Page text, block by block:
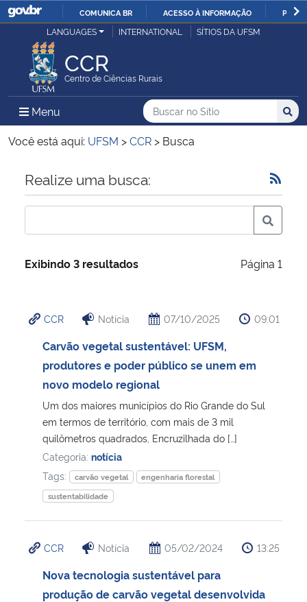
IR
COMUNICA BR ACESSO À INFORMAÇÃO
Ministério da Justiça e Segurança Pública
Ministério da Defesa
Ministério das Relações Exteriores
Ministério da Economia
Ministério da Infraestrutura
Ministério da Cidadania
Ministério de Minas e Energia
Ministério da Ciência, Tecnologia, Inovações e Comunicações
Ministério do Meio Ambiente
Ministério do Turismo
Controladoria-Geral da União
LANGUAGES INTERNATIONAL SÍTIOS DA UFSM
CCR
Centro de Ciências Rurais
Menu Menu Principal do Sítio
Busca
Buscar no no Sítio
Busca:
Você está aqui: UFSM >CCR > Busca
Início do conteúdo
Realize uma busca:
Exibindo 3 resultados Página 1
CCR Notícia 07/10/2025 09:01
Carvão vegetal sustentável: UFSM,
produtores e poder público se unem em
novo modelo regional
Um dos maiores municípios do Rio Grande do Sul
em termos de território, com mais de 3 mil
quilômetros quadrados, Encruzilhada do […]
Categoria: notícia
Tags:
carvão vegetal
engenharia florestal
sustentabilidade
CCR Notícia 05/02/2024 13:25
Nova tecnologia sustentável para
produção de carvão vegetal desenvolvida